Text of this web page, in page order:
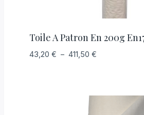
Toile A Patron En 200g
43,20 € – 411,50 €Plage